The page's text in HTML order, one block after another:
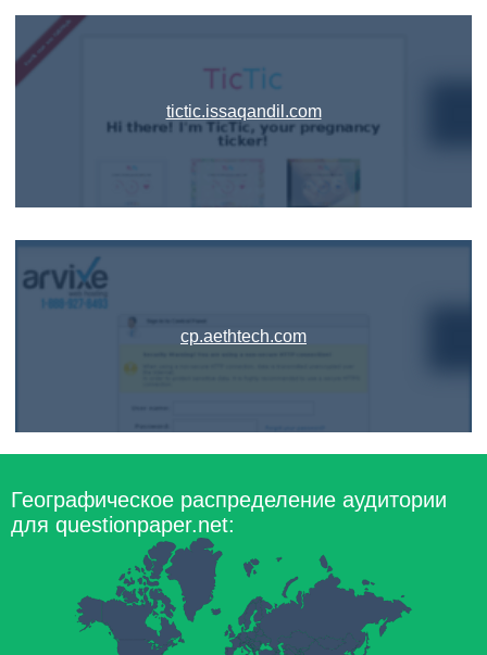
tictic.issaqandil.com
cp.aethtech.com
Географическое распределение аудитории
для questionpaper.net: